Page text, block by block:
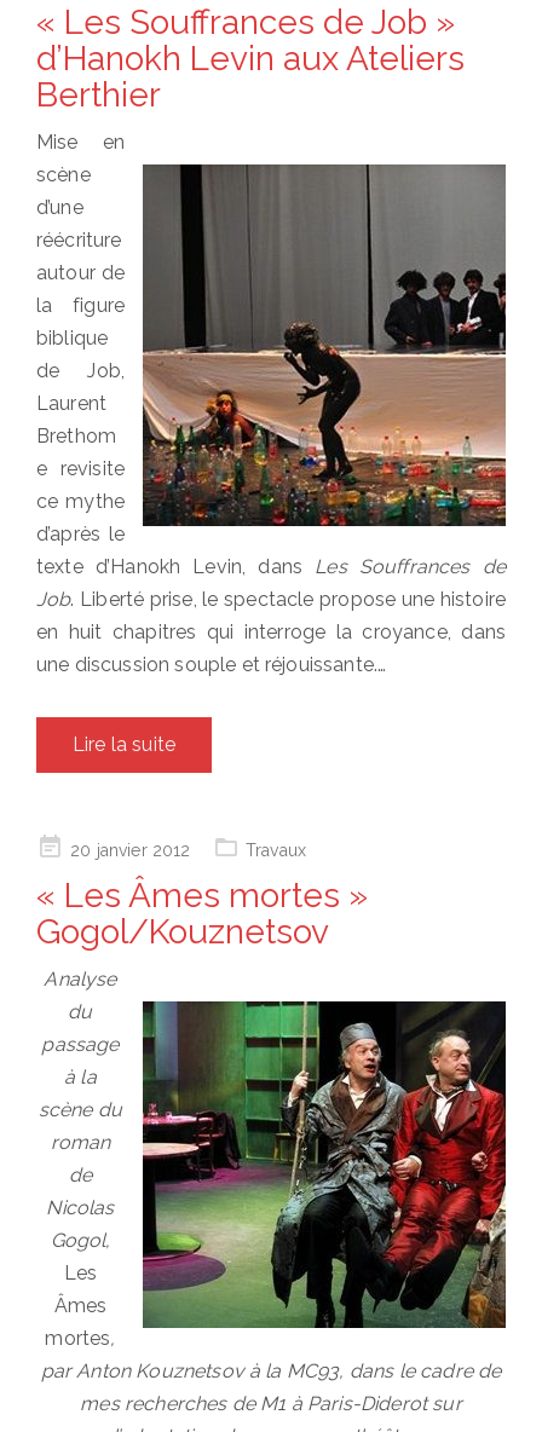
« Les Souffrances de Job »
d’Hanokh Levin aux Ateliers
Berthier
Mise en
scène
d’une
réécriture
autour de
la figure
biblique
de Job,
Laurent
Brethom
e revisite
ce mythe
d’après le
texte d’Hanokh Levin, dans Les Souffrances de
Job. Liberté prise, le spectacle propose une histoire
en huit chapitres qui interroge la croyance, dans
une discussion souple et réjouissante.…
Lire la suite
Posted20 janvier 2012 Travaux
« Les Âmes mortes »
Gogol/Kouznetsov
Analyse
du
passage
à la
scène du
roman
de
Nicolas
Gogol,
Les
Âmes
mortes,
par Anton Kouznetsov à la MC93, dans le cadre de
mes recherches de M1 à Paris-Diderot sur